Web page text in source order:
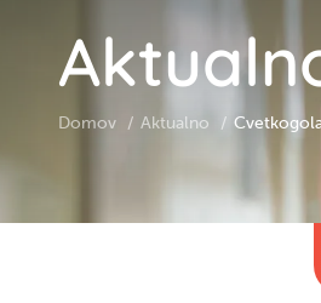
Domov Aktualno